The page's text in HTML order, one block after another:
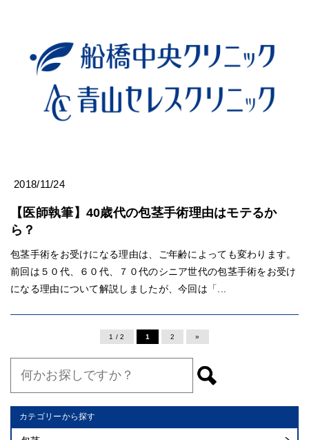
2018/11/24
【医師執筆】40歳代の包茎手術理由はモテるか
ら？
包茎手術をお受けになる理由は、ご年齢によっても変わります。
前回は５０代、６０代、７０代のシニア世代の包茎手術をお受け
になる理由について解説しましたが、今回は「...
1 / 2 1 2 »
カテゴリーから探す